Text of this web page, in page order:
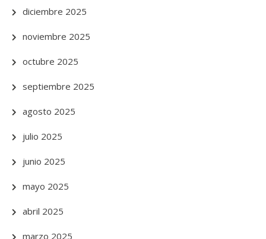
diciembre 2025
noviembre 2025
octubre 2025
septiembre 2025
agosto 2025
julio 2025
junio 2025
mayo 2025
abril 2025
marzo 2025